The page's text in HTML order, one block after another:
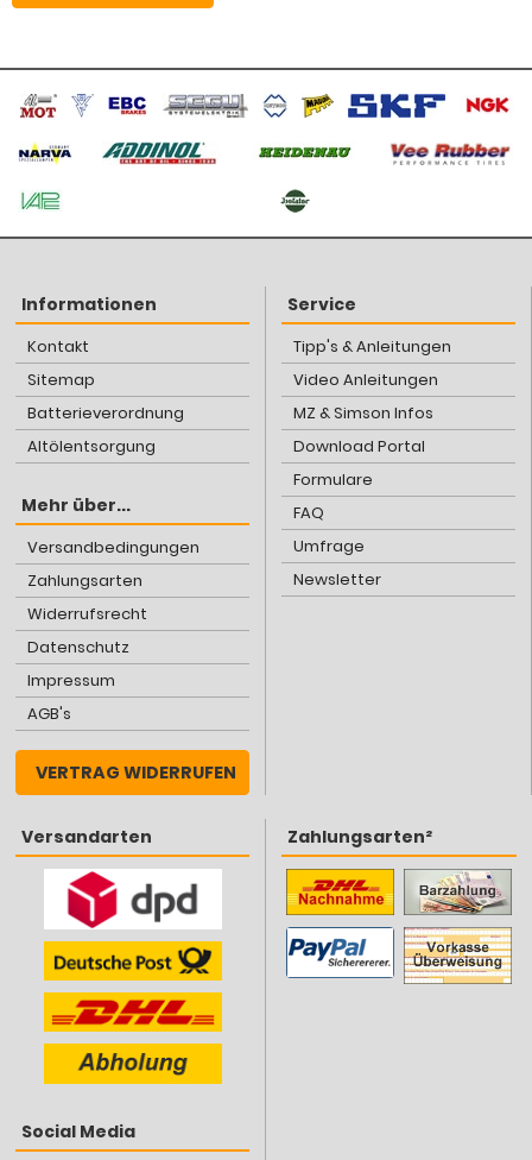
Informationen
Kontakt
Sitemap
Batterieverordnung
Altölentsorgung
Mehr über...
Versandbedingungen
Zahlungsarten
Widerrufsrecht
Datenschutz
Impressum
AGB's
VERTRAG WIDERRUFEN
Service
Tipp's & Anleitungen
Video Anleitungen
MZ & Simson Infos
Download Portal
Formulare
FAQ
Umfrage
Newsletter
Versandarten
Social Media
Zahlungsarten²